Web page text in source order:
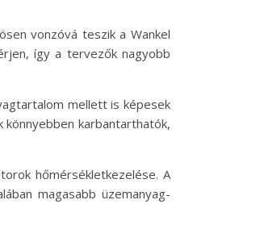
vonzóvá teszik a Wankel
így a tervezők nagyobb
mellett is képesek
karbantarthatók,
hőmérsékletkezelése. A
magasabb üzemanyag-